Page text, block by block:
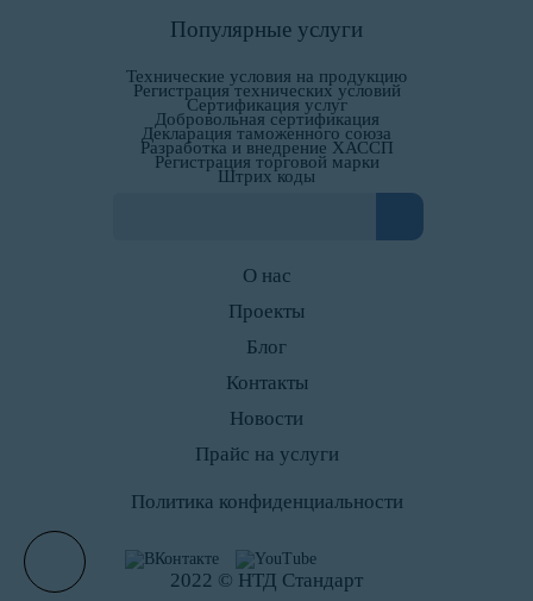
Популярные услуги
Технические условия на продукцию
Регистрация технических условий
Сертификация услуг
Добровольная сертификация
Декларация таможенного союза
Разработка и внедрение ХАССП
Регистрация торговой марки
Штрих коды
О нас
Проекты
Блог
Контакты
Новости
Прайс на услуги
Политика конфиденциальности
2022 © НТД Стандарт